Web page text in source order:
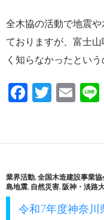
全木協の活動で地震
ておりますが、富士
く知らなかったとい
F
b
o
o
k
T
er
E
業界活動,全国木造建設事業協
島地震, 自然災害, 阪神・淡路
令和7年度神奈川